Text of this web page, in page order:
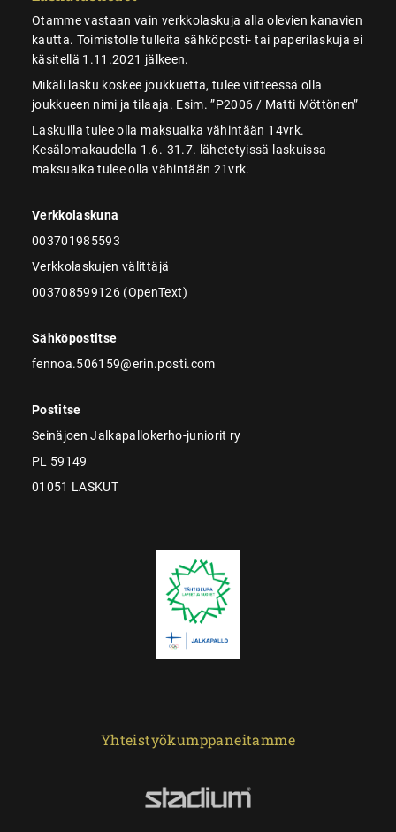
Otamme vastaan vain verkkolaskuja alla olevien kanavien
kautta. Toimistolle tulleita sähköposti- tai paperilaskuja ei
käsitellä 1.11.2021 jälkeen.
Mikäli lasku koskee joukkuetta, tulee viitteessä olla
joukkueen nimi ja tilaaja. Esim. ”P2006 / Matti Möttönen”
Laskuilla tulee olla maksuaika vähintään 14vrk.
Kesälomakaudella 1.6.-31.7. lähetetyissä laskuissa
maksuaika tulee olla vähintään 21vrk.
Verkkolaskuna
003701985593
Verkkolaskujen välittäjä
003708599126 (OpenText)
Sähköpostitse
fennoa.506159@erin.posti.com
Postitse
Seinäjoen Jalkapallokerho-juniorit ry
PL 59149
01051 LASKUT
Yhteistyökumppaneitamme